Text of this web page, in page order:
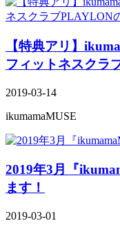
【特典アリ】
フィットネスクラ
2019-03-14
ikumamaMUSE
2019年3月『
ます！
2019-03-01